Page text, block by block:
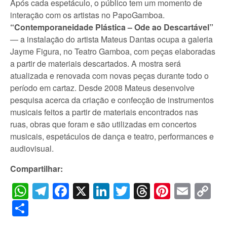
Após cada espetáculo, o público tem um momento de
interação com os artistas no PapoGamboa.
“Contemporaneidade Plástica – Ode ao Descartável”
— a instalação do artista Mateus Dantas ocupa a galeria
Jayme Figura, no Teatro Gamboa, com peças elaboradas
a partir de materiais descartados. A mostra será
atualizada e renovada com novas peças durante todo o
período em cartaz. Desde 2008 Mateus desenvolve
pesquisa acerca da criação e confecção de instrumentos
musicais feitos a partir de materiais encontrados nas
ruas, obras que foram e são utilizadas em concertos
musicais, espetáculos de dança e teatro, performances e
audiovisual.
Compartilhar:
WhatsApp
Telegram
Facebook
X LinkedIn
Twitter
Threads